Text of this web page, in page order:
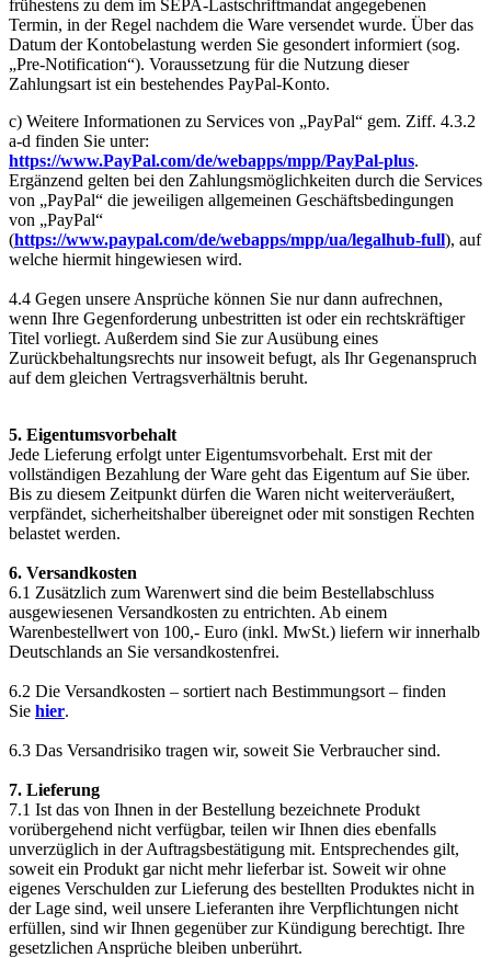
frühestens zu dem im SEPA-Lastschriftmandat angegebenen
Termin, in der Regel nachdem die Ware versendet wurde. Über das
Datum der Kontobelastung werden Sie gesondert informiert (sog.
„Pre-Notification“). Voraussetzung für die Nutzung dieser
Zahlungsart ist ein bestehendes PayPal-Konto.
c) Weitere Informationen zu Services von „PayPal“ gem. Ziff. 4.3.2
a-d finden Sie unter:
https://www.PayPal.com/de/webapps/mpp/PayPal-plus.
Ergänzend gelten bei den Zahlungsmöglichkeiten durch die Services
von „PayPal“ die jeweiligen allgemeinen Geschäftsbedingungen
von „PayPal“
(https://www.paypal.com/de/webapps/mpp/ua/legalhub-full), auf
welche hiermit hingewiesen wird.
4.4 Gegen unsere Ansprüche können Sie nur dann aufrechnen,
wenn Ihre Gegenforderung unbestritten ist oder ein rechtskräftiger
Titel vorliegt. Außerdem sind Sie zur Ausübung eines
Zurückbehaltungsrechts nur insoweit befugt, als Ihr Gegenanspruch
auf dem gleichen Vertragsverhältnis beruht.
5. Eigentumsvorbehalt
Jede Lieferung erfolgt unter Eigentumsvorbehalt. Erst mit der
vollständigen Bezahlung der Ware geht das Eigentum auf Sie über.
Bis zu diesem Zeitpunkt dürfen die Waren nicht weiterveräußert,
verpfändet, sicherheitshalber übereignet oder mit sonstigen Rechten
belastet werden.
6. Versandkosten
6.1 Zusätzlich zum Warenwert sind die beim Bestellabschluss
ausgewiesenen Versandkosten zu entrichten. Ab einem
Warenbestellwert von 100,- Euro (inkl. MwSt.) liefern wir innerhalb
Deutschlands an Sie versandkostenfrei.
6.2 Die Versandkosten – sortiert nach Bestimmungsort – finden
Sie hier.
6.3 Das Versandrisiko tragen wir, soweit Sie Verbraucher sind.
7. Lieferung
7.1 Ist das von Ihnen in der Bestellung bezeichnete Produkt
vorübergehend nicht verfügbar, teilen wir Ihnen dies ebenfalls
unverzüglich in der Auftragsbestätigung mit. Entsprechendes gilt,
soweit ein Produkt gar nicht mehr lieferbar ist. Soweit wir ohne
eigenes Verschulden zur Lieferung des bestellten Produktes nicht in
der Lage sind, weil unsere Lieferanten ihre Verpflichtungen nicht
erfüllen, sind wir Ihnen gegenüber zur Kündigung berechtigt. Ihre
gesetzlichen Ansprüche bleiben unberührt.